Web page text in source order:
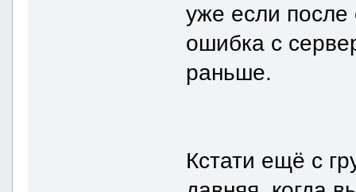
уже если после
ошибка с
раньше.
Кстати ещё с